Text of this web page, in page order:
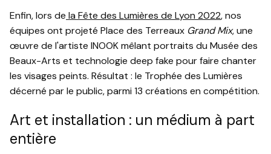
Enfin, lors de la Fête des Lumières de Lyon 2022, nos
équipes ont projeté Place des Terreaux Grand Mix, une
œuvre de l'artiste INOOK mêlant portraits du Musée des
Beaux-Arts et technologie deep fake pour faire chanter
les visages peints. Résultat : le Trophée des Lumières
décerné par le public, parmi 13 créations en compétition.
Art et installation : un médium à part
entière